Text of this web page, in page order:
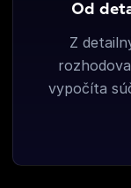
Od
Z
vypočíta